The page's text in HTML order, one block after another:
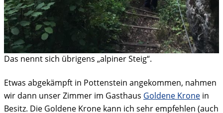
Das nennt sich übrigens „alpiner Steig“.
Etwas abgekämpft in Pottenstein angekommen, nahmen
wir dann unser Zimmer im Gasthaus Goldene Krone in
Besitz. Die Goldene Krone kann ich sehr empfehlen (auch